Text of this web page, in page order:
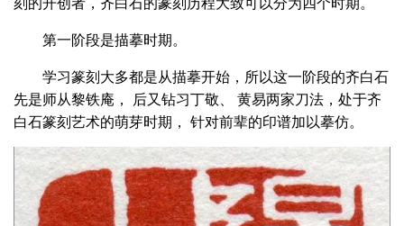
第一阶段是描摹时期。
学习篆刻大多都是从描摹开始，所以这一阶段的齐白石
先是师从黎铁庵， 后又钻习丁敬、 黄易两家刀法，处于齐
白石篆刻艺术的萌芽时期， 针对前辈的印谱加以摹仿。